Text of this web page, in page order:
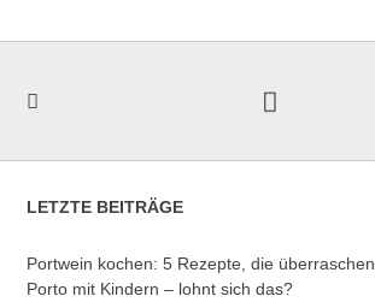
LETZTE BEITRÄGE
Portwein kochen: 5 Rezepte, die überraschen
Porto mit Kindern – lohnt sich das?